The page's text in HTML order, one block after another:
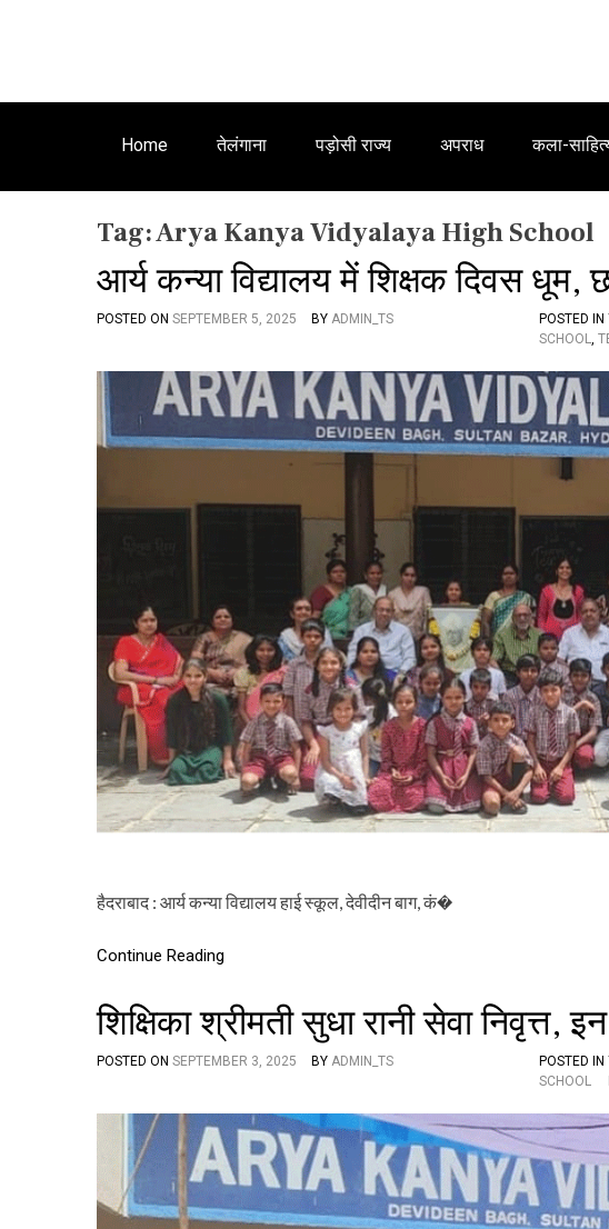
Home तेलंगाना पड़ोसी राज्य अपराध कला-
Tag:Arya Kanya Vidyalaya High School
आर्य कन्या विद्यालय में शिक्षक दिवस धूम,
POSTED ON SEPTEMBER 5, 2025 BY ADMIN_TS POSTED IN
SCHOOL,
हैदराबाद : आर्य कन्या विद्यालय हाई स्कूल, देवीदीन बाग, कं�
Continue Reading
शिक्षिका श्रीमती सुधा रानी सेवा निवृत्त,
POSTED ON SEPTEMBER 3, 2025 BY ADMIN_TS POSTED IN
SCHOOL